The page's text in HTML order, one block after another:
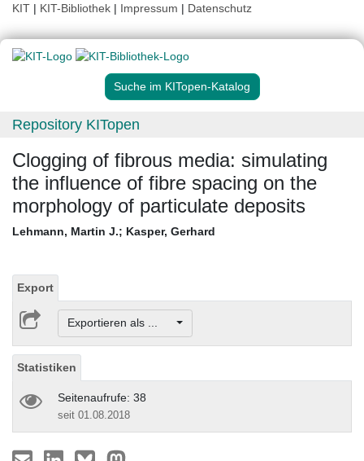
KIT | KIT-Bibliothek | Impressum | Datenschutz
Suche im KITopen-Katalog
Repository KITopen
Clogging of fibrous media: simulating
the influence of fibre spacing on the
morphology of particulate deposits
Lehmann, Martin J.; Kasper, Gerhard
Export
Exportieren als ...
Statistiken
Seitenaufrufe: 38
seit 01.08.2018